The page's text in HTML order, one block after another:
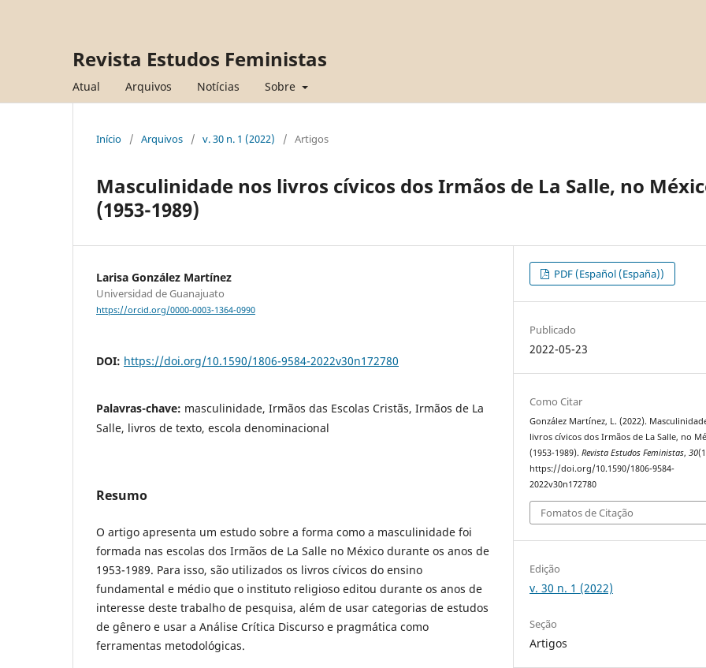
Revista Estudos Feministas
Atual Arquivos Notícias Sobre
Início / Arquivos / v. 30 n. 1 (2022) / Artigos
Masculinidade nos livros cívicos dos Irmãos de La Salle, no
(1953-1989)
Larisa González Martínez
Universidad de Guanajuato
https://orcid.org/0000-0003-1364-0990
DOI: https://doi.org/10.1590/1806-9584-2022v30n172780
Palavras-chave: masculinidade, Irmãos das Escolas Cristãs, Irmãos de La
Salle, livros de texto, escola denominacional
Resumo
O artigo apresenta um estudo sobre a forma como a masculinidade foi
formada nas escolas dos Irmãos de La Salle no México durante os anos de
1953-1989. Para isso, são utilizados os livros cívicos do ensino
fundamental e médio que o instituto religioso editou durante os anos de
interesse deste trabalho de pesquisa, além de usar categorias de estudos
de gênero e usar a Análise Crítica Discurso e pragmática como
ferramentas metodológicas.
PDF (Español (España))
Publicado
2022-05-23
Como Citar
González Martínez, L. (2022).
livros cívicos dos Irmãos de La Salle, no
(1953-1989).Revista Estudos Feministas,30
https://doi.org/10.1590/1806-9584-
2022v30n172780
Fomatos de Citação
Edição
v. 30 n. 1 (2022)
Seção
Artigos